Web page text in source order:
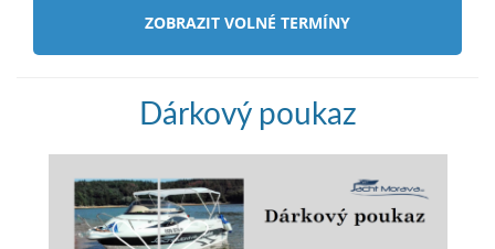
ZOBRAZIT VOLNÉ TERMÍNY
Dárkový poukaz